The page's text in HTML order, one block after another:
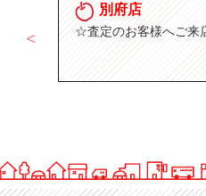
別府店
☆査定のお客様へご来